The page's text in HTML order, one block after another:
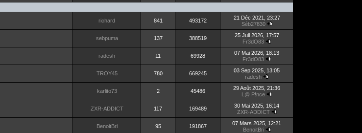
richard 841 493172
21 Déc 2021, 23:27
Séb27830
sebpuma 137 388519
25 Juil 2026, 17:57
Fr3dO83
radesh 11 69928
07 Mai 2026, 18:13
Fr3dO83
TROY45 780 669245
03 Sep 2025, 13:05
radesh
karlito73 2 45486
29 Août 2025, 21:36
L@ P!nce
ZXR-ADDICT 117 169489
30 Mai 2025, 16:14
ZXR-ADDICT
BenoitBri 95 191867
07 Mars 2025, 12:21
BenoitBri